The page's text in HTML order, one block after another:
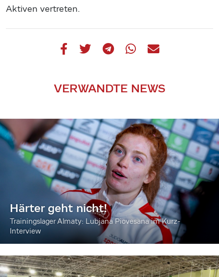
Aktiven vertreten.
VERWANDTE NEWS
Härter geht nicht!
Trainingslager Almaty: Lubjana Piovesana im Kurz-
Interview